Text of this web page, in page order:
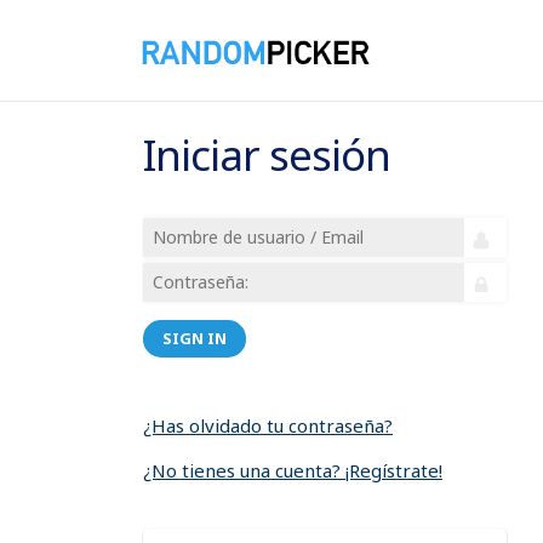
Iniciar sesión
SIGN IN
¿Has olvidado tu contraseña?
¿No tienes una cuenta? ¡Regístrate!